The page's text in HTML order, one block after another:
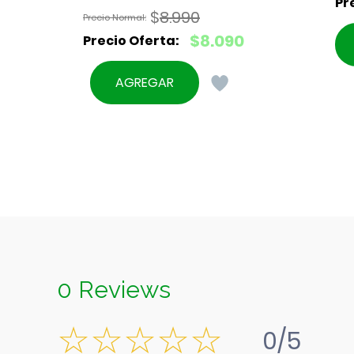
$8.990
El
precio
original
$8.090
El
precio
actual
AGREGAR
0 Reviews
0/5